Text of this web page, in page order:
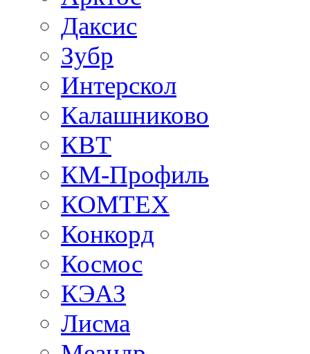
Даксис
Зубр
Интерскол
Калашниково
КВТ
КМ-Профиль
КОМТЕХ
Конкорд
Космос
КЭАЗ
Лисма